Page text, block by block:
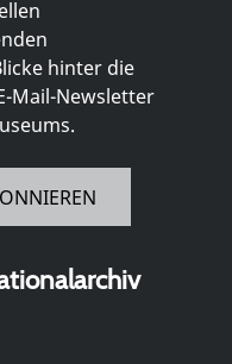
hinter die
Mail-Newsletter